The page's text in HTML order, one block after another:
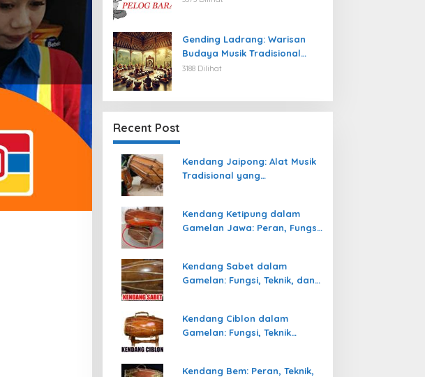
Gending Ladrang: Warisan
Budaya Musik Tradisional
Jawa yang Abadi
3188 Dilihat
Recent Post
Kendang Jaipong: Alat Musik
Tradisional yang
Kendang Ketipung dalam
Gamelan Jawa: Peran, Fungsi,
Kendang Sabet dalam
Gamelan: Fungsi, Teknik, dan
Kendang Ciblon dalam
Gamelan: Fungsi, Teknik
Kendang Bem: Peran, Teknik,